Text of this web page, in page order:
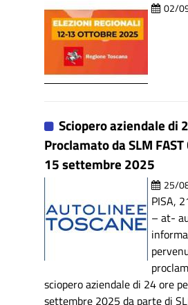
02/
Sciopero aziendale di
Proclamato da SLM
15 settembre 2025
25/
PISA,
– at-
sciopero aziendale di 24 ore
settembre 2025 da parte di